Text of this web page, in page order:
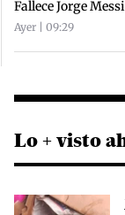
Fallece Jorge
Ayer | 09:29
Lo + visto